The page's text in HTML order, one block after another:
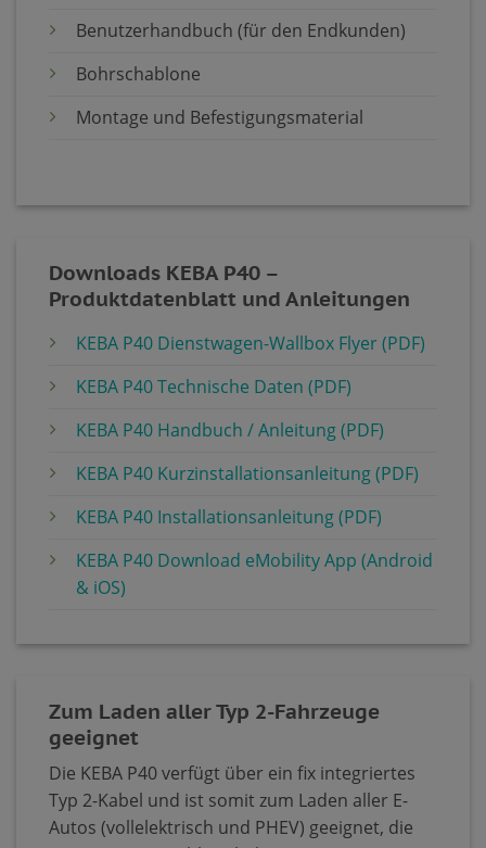
Benutzerhandbuch (für den Endkunden)
Bohrschablone
Montage und Befestigungsmaterial
Downloads KEBA P40 –
Produktdatenblatt und Anleitungen
KEBA P40 Dienstwagen-Wallbox Flyer (PDF)
KEBA P40 Technische Daten (PDF)
KEBA P40 Handbuch / Anleitung (PDF)
KEBA P40 Kurzinstallationsanleitung (PDF)
KEBA P40 Installationsanleitung (PDF)
KEBA P40 Download eMobility App (Android
& iOS)
Zum Laden aller Typ 2-Fahrzeuge
geeignet
Die KEBA P40 verfügt über ein fix integriertes
Typ 2-Kabel und ist somit zum Laden aller E-
Autos (vollelektrisch und PHEV) geeignet, die